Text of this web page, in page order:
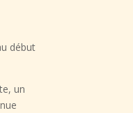
début
un